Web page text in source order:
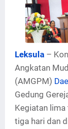
Leksula –
Angkatan
(AMGPM)
Gedung
Kegiatan lima
tiga hari dan